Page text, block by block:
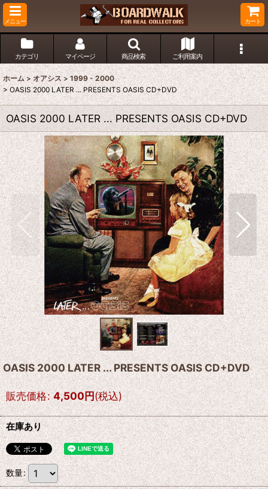
メニュー カート
カテゴリ マイページ 商品検索 ご利用案内
ホーム > オアシス > 1999 - 2000
> OASIS 2000 LATER ... PRESENTS OASIS CD+DVD
OASIS 2000 LATER ... PRESENTS OASIS CD+DVD
OASIS 2000 LATER ... PRESENTS OASIS CD+DVD
販売価格: 4,500円(税込)
在庫あり
数量: